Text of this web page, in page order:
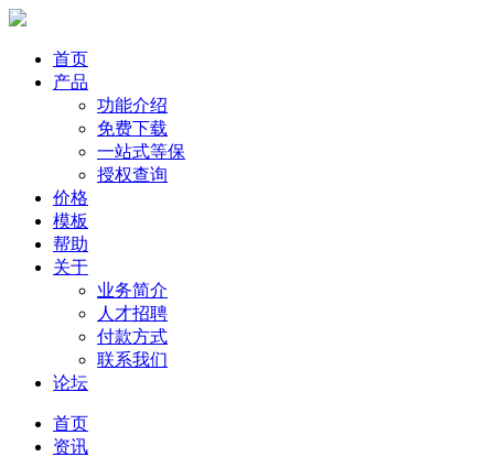
首页
产品
功能介绍
免费下载
一站式等保
授权查询
价格
模板
帮助
关于
业务简介
人才招聘
付款方式
联系我们
论坛
首页
资讯